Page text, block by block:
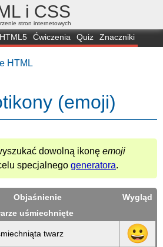
i CSS
stron internetowych
HTML5 Ćwiczenia Quiz
Znaczniki
HTML
(emoji)
dowolną ikonę emoji
specjalnego generatora.
Objaśnienie
Wygląd
uśmiechnięte
twarz 😀